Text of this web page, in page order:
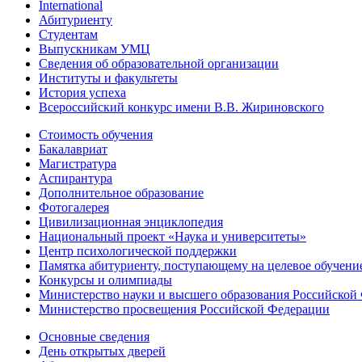
International
Абитуриенту
Студентам
Выпускникам УМЦ
Сведения об образовательной организации
Институты и факультеты
История успеха
Всероссийский конкурс имени В.В. Жириновского
Стоимость обучения
Бакалавриат
Магистратура
Аспирантура
Дополнительное образование
Фотогалерея
Цивилизационная энциклопедия
Национальный проект «Наука и университеты»
Центр психологической поддержки
Памятка абитуриенту, поступающему на целевое
Конкурсы и олимпиады
Министерство науки и высшего образования
Министерство просвещения Российской Федерации
Основные сведения
День открытых дверей